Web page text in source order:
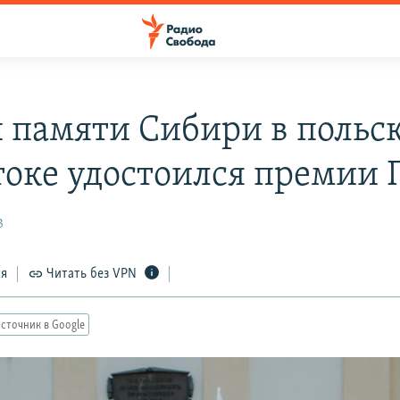
Сибири в
удостоился премии
Читать без VPN
в Google